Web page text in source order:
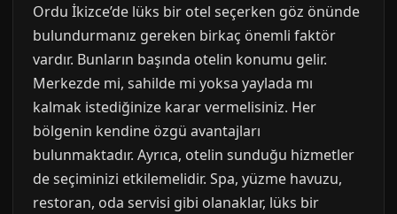
Ordu İkizce’de lüks bir otel seçerken göz önünde
bulundurmanız gereken birkaç önemli faktör
vardır. Bunların başında otelin konumu gelir.
Merkezde mi, sahilde mi yoksa yaylada mı
kalmak istediğinize karar vermelisiniz. Her
bölgenin kendine özgü avantajları
bulunmaktadır. Ayrıca, otelin sunduğu hizmetler
de seçiminizi etkilemelidir. Spa, yüzme havuzu,
restoran, oda servisi gibi olanaklar, lüks bir